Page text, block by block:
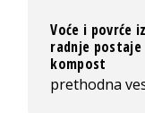
Voće i povrće
radnje postaje
kompost
prethodna